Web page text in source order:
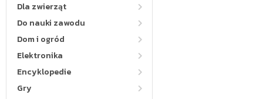
Dla zwierząt
Do nauki zawodu
Dom i ogród
Elektronika
Encyklopedie
Gry